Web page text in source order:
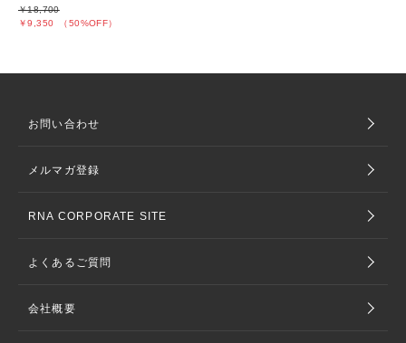
￥9,350 （50%OFF）
￥18,700
お問い合わせ
メルマガ登録
RNA CORPORATE SITE
よくあるご質問
会社概要